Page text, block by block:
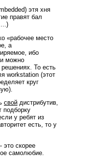
этя хня
правят бал
«рабочее место
а
ибо
можно
То есть
workstation (этот
круг
свой дистрибутив,
подборку
у ребят из
есть, то у
это скорее
самолюбие.